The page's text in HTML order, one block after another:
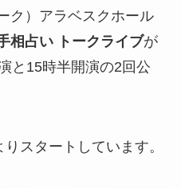
ク）アラベスクホール
占い トークライブが
と15時半開演の2回公
スタートしています。